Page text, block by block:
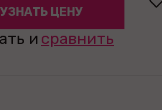
УЗНАТЬ ЦЕНУ
и сравнить